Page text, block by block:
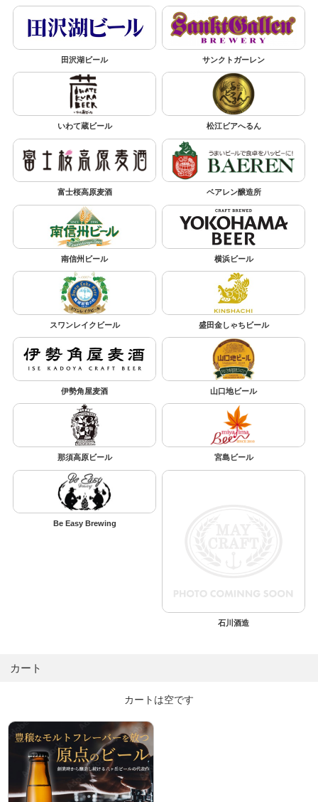
田沢湖ビール サンクトガーレン
いわて蔵ビール 松江ビアへるん
富士桜高原麦酒 ベアレン醸造所
南信州ビール 横浜ビール
スワンレイクビール 盛田金しゃちビール
伊勢角屋麦酒 山口地ビール
那須高原ビール 宮島ビール
Be Easy Brewing
石川酒造
カート
カートは空です